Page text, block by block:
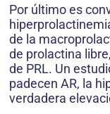
Por último es
de la
de prolactina
de PRL. Un
padecen AR, la
verdadera